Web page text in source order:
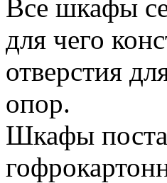
Все шкафы
для чего
отверстия
опор.
Шкафы